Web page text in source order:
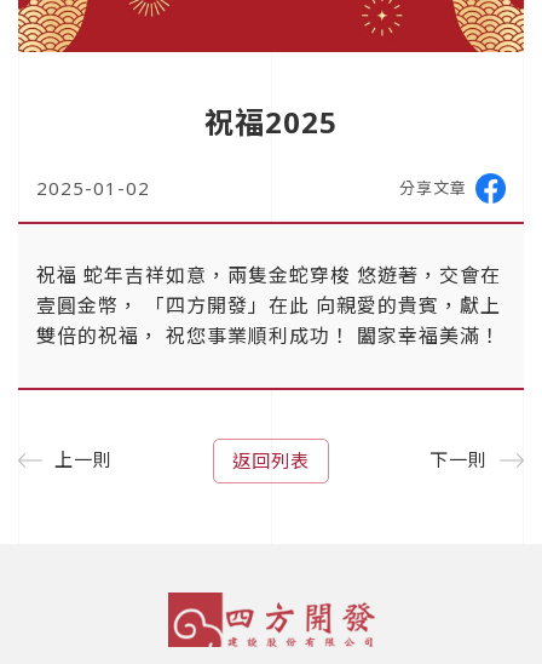
祝福2025
2025-01-02 分享文章
祝福 蛇年吉祥如意，兩隻金蛇穿梭 悠遊著，交會在
壹圓金幣， 「四方開發」在此 向親愛的貴賓，獻上
雙倍的祝福， 祝您事業順利成功！ 闔家幸福美滿！
上一則 返回列表 下一則